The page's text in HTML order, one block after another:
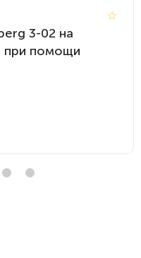
3-02 на
при помощи